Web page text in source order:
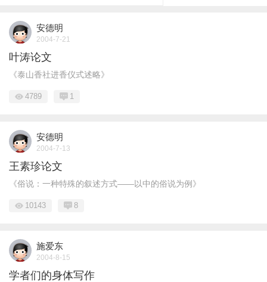
安德明
2004-7-21
叶涛论文
《泰山香社进香仪式述略》
4789 1
安德明
2004-7-13
王素珍论文
《俗说：一种特殊的叙述方式——以中的俗说为例》
10143 8
施爱东
2004-8-15
学者们的身体写作